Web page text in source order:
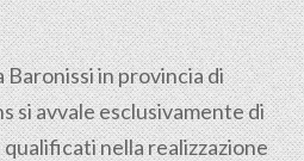
in provincia di
si avvale esclusivamente di
nella realizzazione